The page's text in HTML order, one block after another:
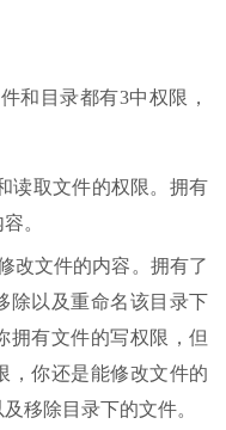
和目录都有3中权限，
读取文件的权限。拥有
。
改文件的内容。拥有了
除以及重命名该目录下
拥有文件的写权限，但
，你还是能修改文件的
移除目录下的文件。